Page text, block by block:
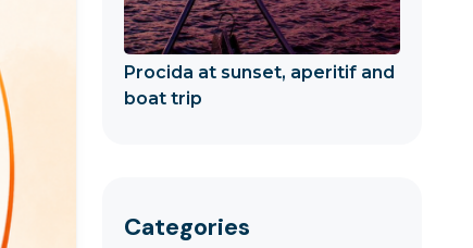
Procida at sunset, aperitif and
boat trip
Categories